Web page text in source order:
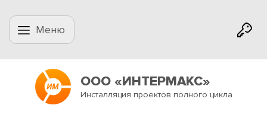
Меню
ООО «ИНТЕРМАКС»
Инсталляция проектов полного цикла